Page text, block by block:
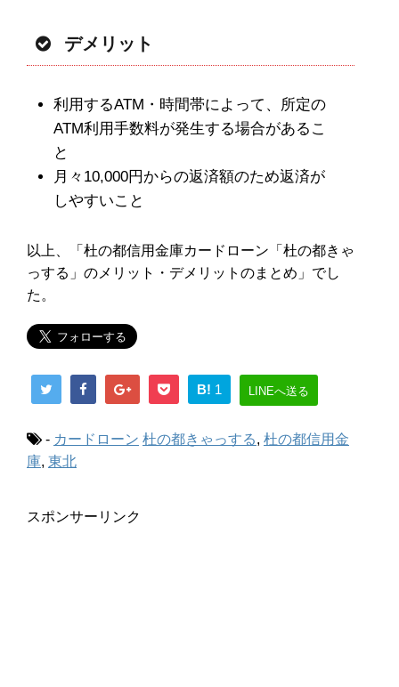
デメリット
利用するATM・時間帯によって、所定の
ATM利用手数料が発生する場合があるこ
と
月々10,000円からの返済額のため返済が
しやすいこと
以上、「杜の都信用金庫カードローン「杜の都きゃ
っする」のメリット・デメリットのまとめ」でし
た。
B! 1 LINEへ送る
- カードローン 杜の都きゃっする, 杜の都信用金
庫, 東北
スポンサーリンク